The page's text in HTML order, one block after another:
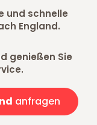
und schnelle
England.
genießen Sie
anfragen